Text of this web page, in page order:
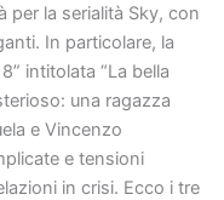
per la serialità Sky, con
In particolare, la
intitolata “La bella
una ragazza
e Vincenzo
e tensioni
in crisi. Ecco i tre